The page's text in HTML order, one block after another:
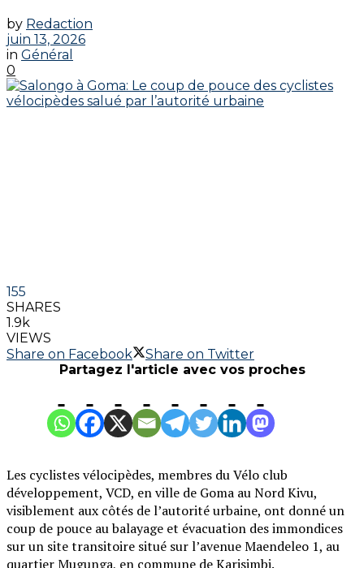
by Redaction
juin 13, 2026
in Général
0
155
SHARES
1.9k
VIEWS
Share on Facebook
Share on Twitter
Partagez l'article avec vos proches
Les cyclistes vélocipèdes, membres du Vélo club
développement, VCD, en ville de Goma au Nord Kivu,
visiblement aux côtés de l’autorité urbaine, ont donné un
coup de pouce au balayage et évacuation des immondices
sur un site transitoire situé sur l’avenue Maendeleo 1, au
quartier Mugunga, en commune de Karisimbi.